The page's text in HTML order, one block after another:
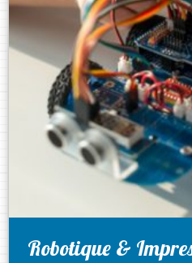
Robotique &